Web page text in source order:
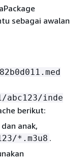
sebagai awalan
abc123/inde
berikut:
anak,
*.m3u8 .